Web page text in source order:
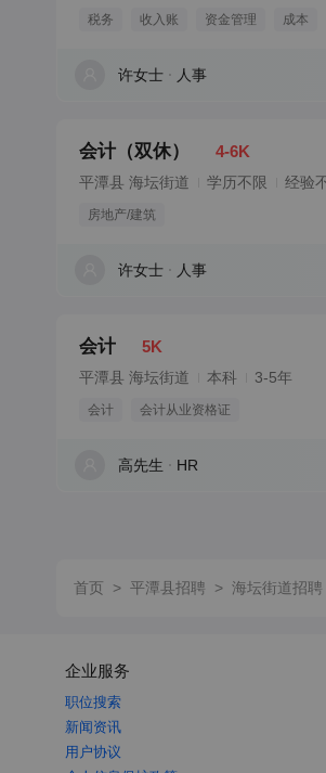
税务 收入账 资金管理 成本
许女士 人事
会计（双休） 4-6K
平潭县 海坛街道 学历不限 经验
房地产/建筑
许女士 人事
会计 5K
平潭县 海坛街道 本科 3-5年
会计 会计从业资格证
高先生 HR
首页 > 平潭县招聘 > 海坛街道招聘
企业服务
职位搜索
新闻资讯
用户协议